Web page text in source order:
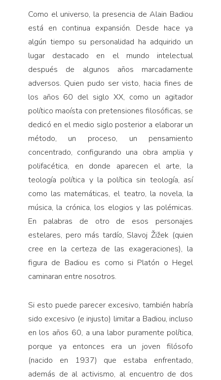
Relecturas
Sociedad
Turismo accidental
Vidas paralelas
Voces y lecturas
Como el universo, la presencia de Alain Badiou
está en continua expansión. Desde hace ya
algún tiempo su personalidad ha adquirido un
lugar destacado en el mundo intelectual
después de algunos años marcadamente
adversos. Quien pudo ser visto, hacia fines de
los años 60 del siglo XX, como un agitador
político maoísta con pretensiones filosóficas, se
dedicó en el medio siglo posterior a elaborar un
método, un proceso, un pensamiento
concentrado, configurando una obra amplia y
polifacética, en donde aparecen el arte, la
teología política y la política sin teología, así
como las matemáticas, el teatro, la novela, la
música, la crónica, los elogios y las polémicas.
En palabras de otro de esos personajes
estelares, pero más tardío, Slavoj Žižek (quien
cree en la certeza de las exageraciones), la
figura de Badiou es como si Platón o Hegel
caminaran entre nosotros.
Si esto puede parecer excesivo, también habría
sido excesivo (e injusto) limitar a Badiou, incluso
en los años 60, a una labor puramente política,
porque ya entonces era un joven filósofo
(nacido en 1937) que estaba enfrentado,
además de al activismo, al encuentro de dos